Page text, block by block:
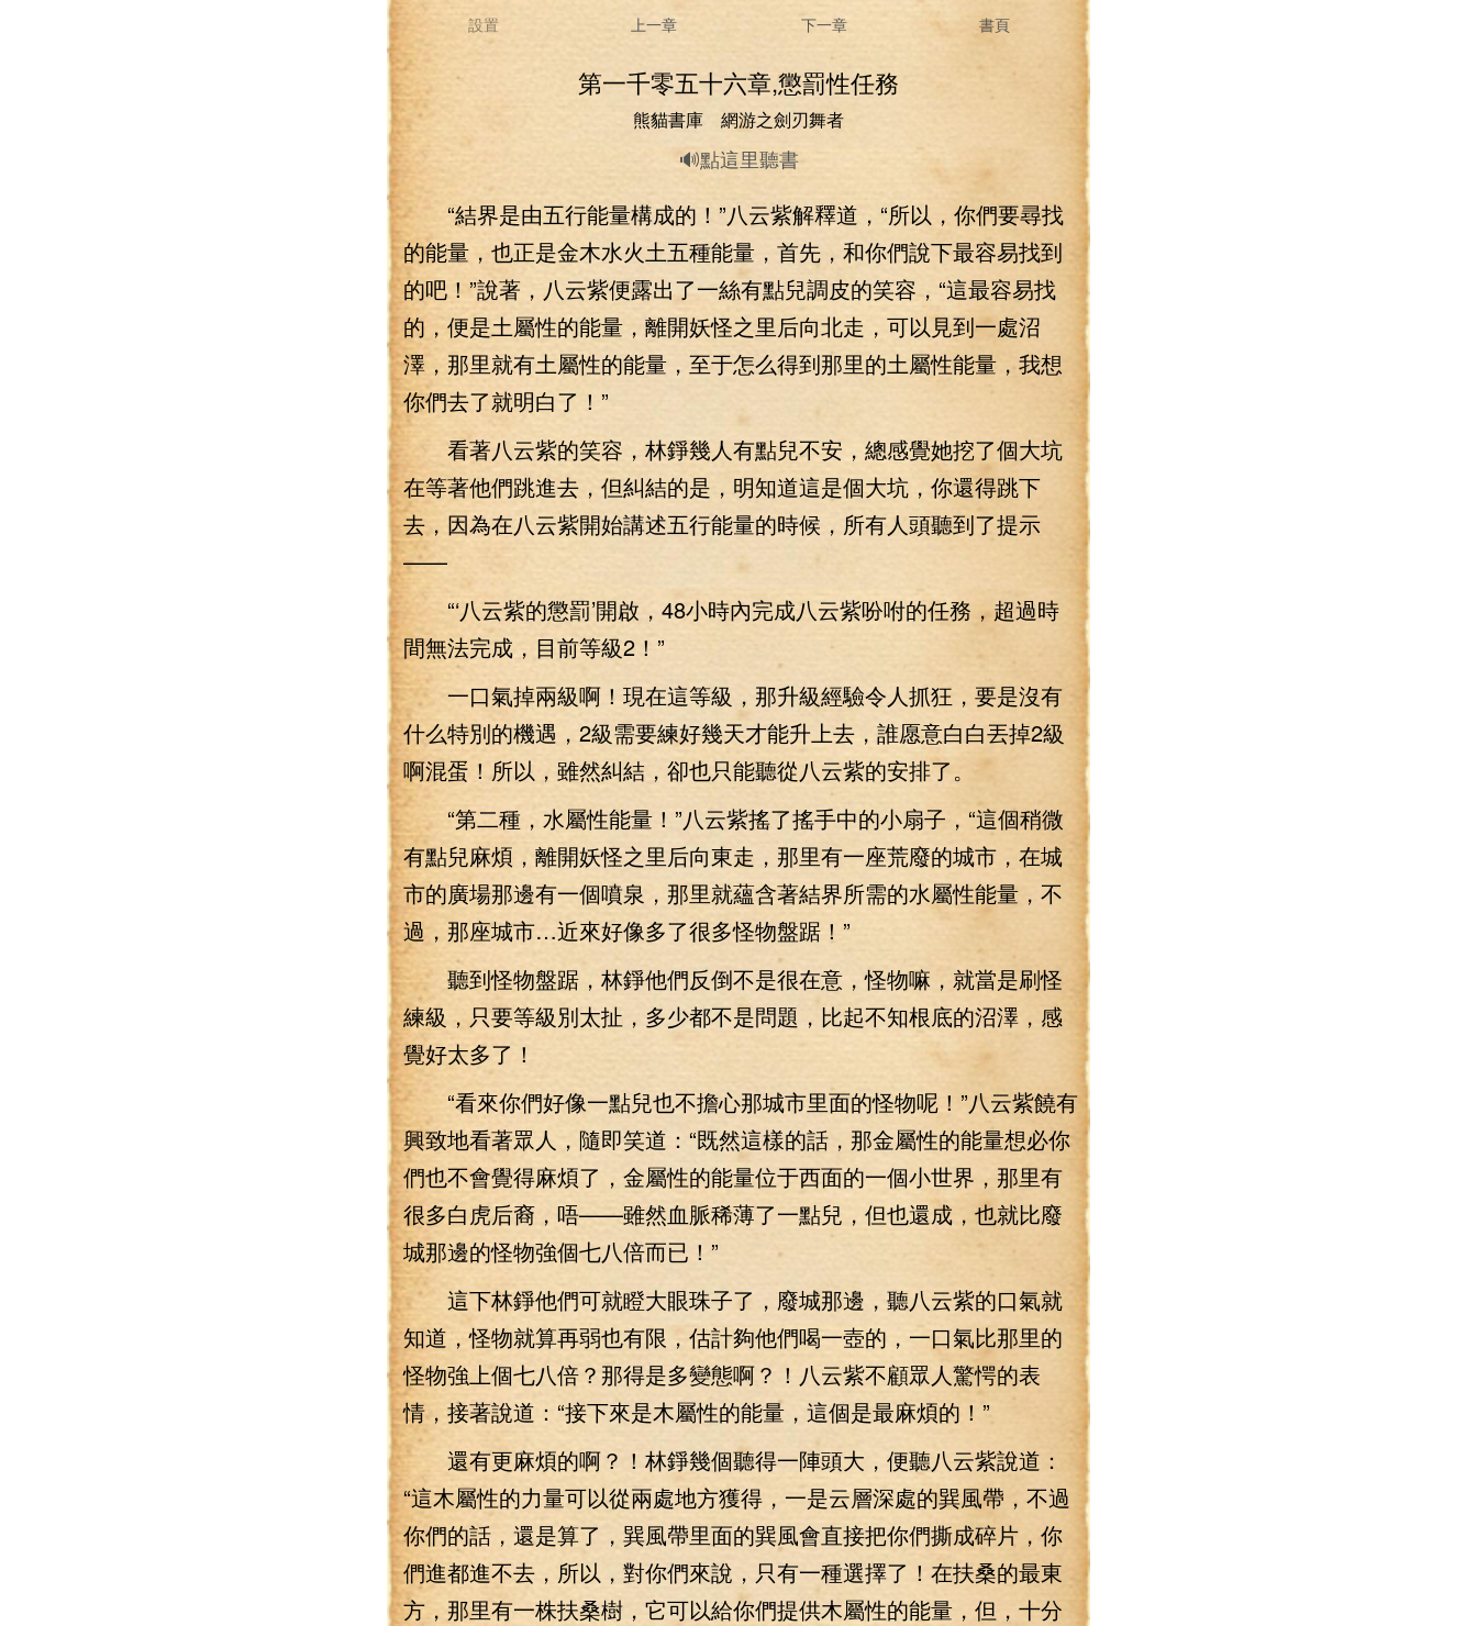
設置 上一章 下一章 書頁
第一千零五十六章,懲罰性任務
熊貓書庫 網游之劍刃舞者
🔊點這里聽書
“結界是由五行能量構成的！”八云紫解釋道，“所以，你們要尋找
的能量，也正是金木水火土五種能量，首先，和你們說下最容易找到
的吧！”說著，八云紫便露出了一絲有點兒調皮的笑容，“這最容易找
的，便是土屬性的能量，離開妖怪之里后向北走，可以見到一處沼
澤，那里就有土屬性的能量，至于怎么得到那里的土屬性能量，我想
你們去了就明白了！”
看著八云紫的笑容，林錚幾人有點兒不安，總感覺她挖了個大坑
在等著他們跳進去，但糾結的是，明知道這是個大坑，你還得跳下
去，因為在八云紫開始講述五行能量的時候，所有人頭聽到了提示
——
“‘八云紫的懲罰’開啟，48小時內完成八云紫吩咐的任務，超過時
間無法完成，目前等級2！”
一口氣掉兩級啊！現在這等級，那升級經驗令人抓狂，要是沒有
什么特別的機遇，2級需要練好幾天才能升上去，誰愿意白白丟掉2級
啊混蛋！所以，雖然糾結，卻也只能聽從八云紫的安排了。
“第二種，水屬性能量！”八云紫搖了搖手中的小扇子，“這個稍微
有點兒麻煩，離開妖怪之里后向東走，那里有一座荒廢的城市，在城
市的廣場那邊有一個噴泉，那里就蘊含著結界所需的水屬性能量，不
過，那座城市…近來好像多了很多怪物盤踞！”
聽到怪物盤踞，林錚他們反倒不是很在意，怪物嘛，就當是刷怪
練級，只要等級別太扯，多少都不是問題，比起不知根底的沼澤，感
覺好太多了！
“看來你們好像一點兒也不擔心那城市里面的怪物呢！”八云紫饒有
興致地看著眾人，隨即笑道：“既然這樣的話，那金屬性的能量想必你
們也不會覺得麻煩了，金屬性的能量位于西面的一個小世界，那里有
很多白虎后裔，唔——雖然血脈稀薄了一點兒，但也還成，也就比廢
城那邊的怪物強個七八倍而已！”
這下林錚他們可就瞪大眼珠子了，廢城那邊，聽八云紫的口氣就
知道，怪物就算再弱也有限，估計夠他們喝一壺的，一口氣比那里的
怪物強上個七八倍？那得是多變態啊？！八云紫不顧眾人驚愕的表
情，接著說道：“接下來是木屬性的能量，這個是最麻煩的！”
還有更麻煩的啊？！林錚幾個聽得一陣頭大，便聽八云紫說道：
“這木屬性的力量可以從兩處地方獲得，一是云層深處的巽風帶，不過
你們的話，還是算了，巽風帶里面的巽風會直接把你們撕成碎片，你
們進都進不去，所以，對你們來說，只有一種選擇了！在扶桑的最東
方，那里有一株扶桑樹，它可以給你們提供木屬性的能量，但，十分